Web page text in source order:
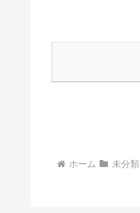
ホーム 未分類